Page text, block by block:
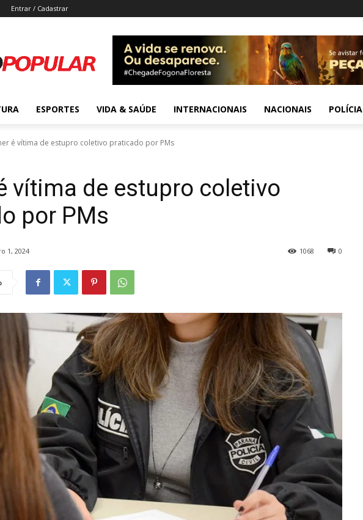
Entrar / Cadastrar
ESPORTES VIDA & SAÚDE INTERNACIONAIS NACIONAIS POLÍCIA
é vítima de estupro coletivo praticado por PMs
vítima de estupro coletivo
por PMs
1, 2024 0
1068